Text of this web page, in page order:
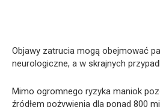
Objawy zatrucia mogą obejmować
neurologiczne, a w skrajnych
Mimo ogromnego ryzyka maniok
źródłem pożywienia dla ponad 800